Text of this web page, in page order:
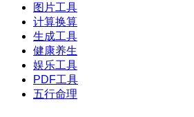
图片工具
计算换算
生成工具
健康养生
娱乐工具
PDF工具
五行命理